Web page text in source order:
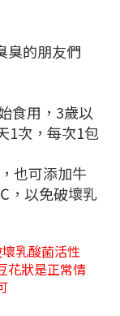
臭的朋友們
食用，3歲以
1次，每次1包
也可添加牛
，以免破壞乳
乳酸菌活性
花狀是正常情